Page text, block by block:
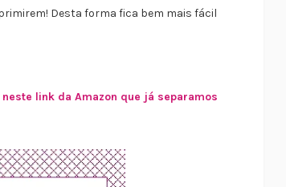
Desta forma fica bem mais fácil
link da Amazon que já separamos